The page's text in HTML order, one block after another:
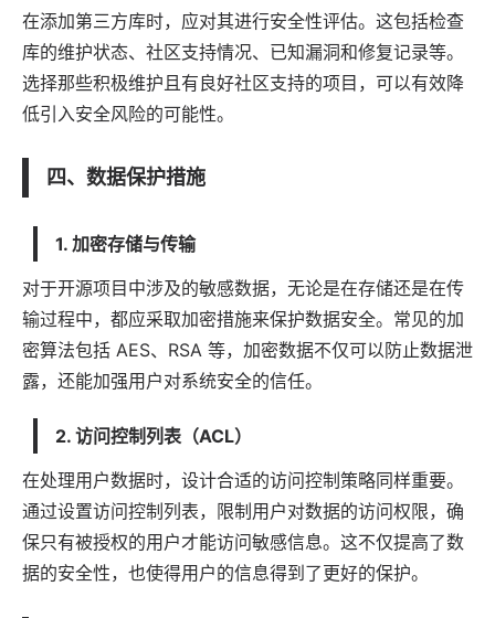
在添加第三方库时，应对其进行安全性评估。这包括检查
库的维护状态、社区支持情况、已知漏洞和修复记录等。
选择那些积极维护且有良好社区支持的项目，可以有效降
低引入安全风险的可能性。
四、数据保护措施
1. 加密存储与传输
对于开源项目中涉及的敏感数据，无论是在存储还是在传
输过程中，都应采取加密措施来保护数据安全。常见的加
密算法包括 AES、RSA 等，加密数据不仅可以防止数据泄
露，还能加强用户对系统安全的信任。
2. 访问控制列表（ACL）
在处理用户数据时，设计合适的访问控制策略同样重要。
通过设置访问控制列表，限制用户对数据的访问权限，确
保只有被授权的用户才能访问敏感信息。这不仅提高了数
据的安全性，也使得用户的信息得到了更好的保护。